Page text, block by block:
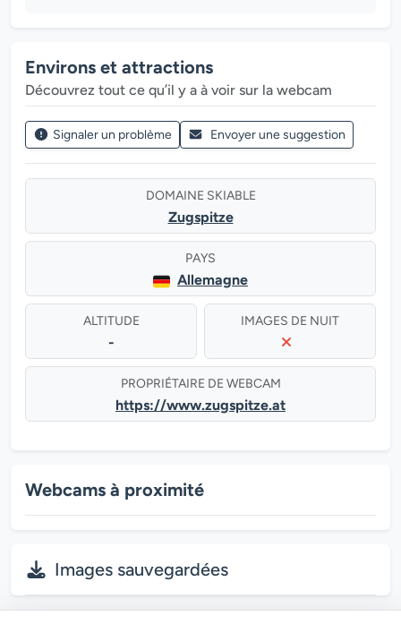
Environs et attractions
Découvrez tout ce qu’il y a à voir sur la webcam
Signaler un problème Envoyer une suggestion
DOMAINE SKIABLE
Zugspitze
PAYS
Allemagne
ALTITUDE
-
IMAGES DE NUIT
PROPRIÉTAIRE DE WEBCAM
https://www.zugspitze.at
Webcams à proximité
Images sauvegardées